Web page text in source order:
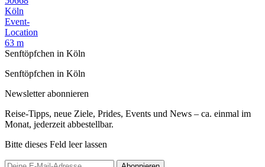
Köln
Event-
Location
63 m
Senftöpfchen in Köln
Senftöpfchen in Köln
Newsletter abonnieren
Reise-Tipps, neue Ziele, Prides, Events und News – ca. einmal im
Monat, jederzeit abbestellbar.
Bitte dieses Feld leer lassen